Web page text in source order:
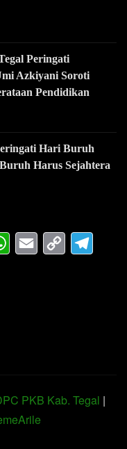
Peringati
Azkiyani Soroti
Pendidikan
Hari Buruh
Harus Sejahtera
WhatsApp
Email
Copy
PKB Kab. Tegal |